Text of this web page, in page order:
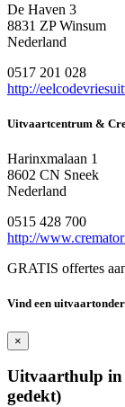
De Haven 3
8831 ZP Winsum
Nederland
0517 201 028
http://
Uitvaartcentrum &
Harinxmalaan 1
8602 CN Sneek
Nederland
0515 428 700
http://
GRATIS offertes
Vind een
×
Uitvaarthulp in
gedekt)